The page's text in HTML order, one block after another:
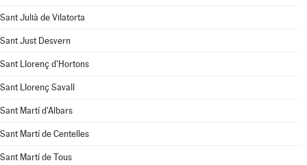
Sant Julià de Vilatorta
Sant Just Desvern
Sant Llorenç d'Hortons
Sant Llorenç Savall
Sant Martí d'Albars
Sant Martí de Centelles
Sant Martí de Tous